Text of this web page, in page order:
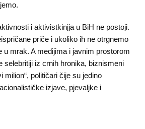
i aktivistkinjja u BiH ne postoji.
priče i ukoliko ih ne otrgnemo
u mrak. A medijima i javnim prostorom
selebritiji iz crnih hronika, biznismeni
milion“, političari čije su jedino
izjave, pjevaljke i